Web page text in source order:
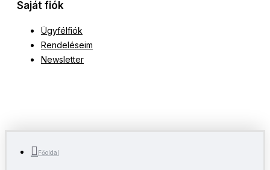
Saját fiók
Ügyfélfiók
Rendeléseim
Newsletter
Főoldal